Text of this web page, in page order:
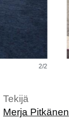
Tekijä
Merja Pitkänen